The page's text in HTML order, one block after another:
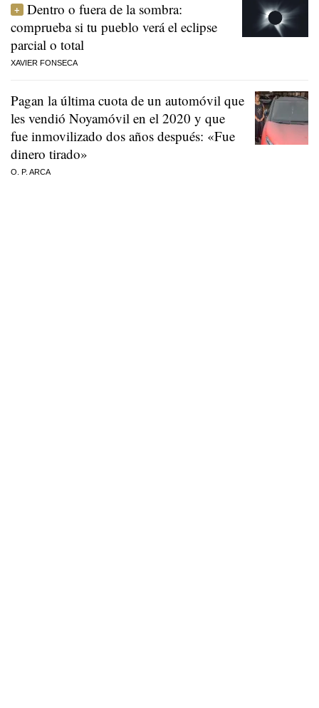
Dentro o fuera de la sombra:
comprueba si tu pueblo verá el eclipse
parcial o total
XAVIER FONSECA
Pagan la última cuota de un automóvil que
les vendió Noyamóvil en el 2020 y que
fue inmovilizado dos años después: «Fue
dinero tirado»
O. P. ARCA